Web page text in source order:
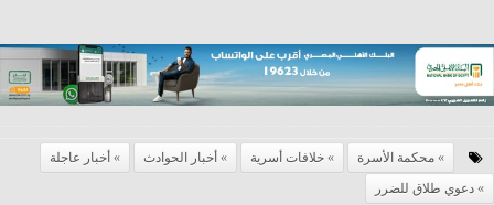
محكمة الأسرة خلافات أسرية أخبار الحوادث
أخبار عاجلة
دعوي طلاق للضرر